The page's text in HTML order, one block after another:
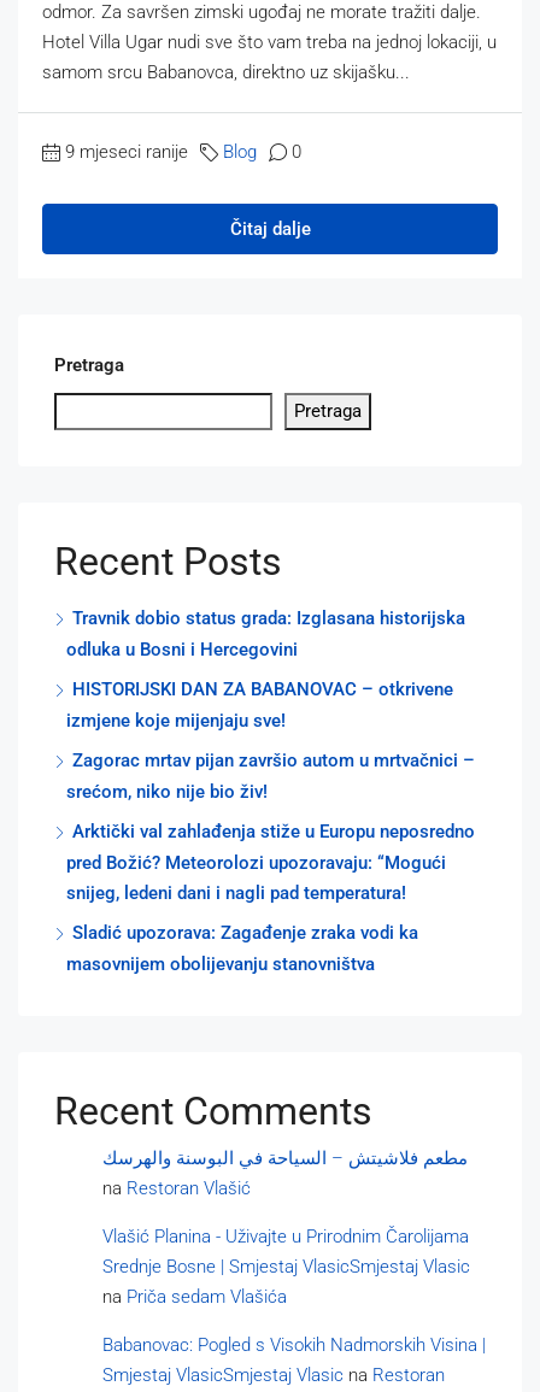
odmor. ​Za savršen zimski ugođaj ne morate tražiti dalje.
Hotel Villa Ugar nudi sve što vam treba na jednoj lokaciji, u
samom srcu Babanovca, direktno uz skijašku...
9 mjeseci ranije Blog 0
Čitaj dalje
Pretraga
Pretraga
Recent Posts
Travnik dobio status grada: Izglasana historijska
odluka u Bosni i Hercegovini
HISTORIJSKI DAN ZA BABANOVAC – otkrivene
izmjene koje mijenjaju sve!
Zagorac mrtav pijan završio autom u mrtvačnici –
srećom, niko nije bio živ!
Arktički val zahlađenja stiže u Europu neposredno
pred Božić? Meteorolozi upozoravaju: “Mogući
snijeg, ledeni dani i nagli pad temperatura!
Sladić upozorava: Zagađenje zraka vodi ka
masovnijem obolijevanju stanovništva
Recent Comments
مطعم فلاشيتش – السياحة في البوسنة والهرسك
na Restoran Vlašić
Vlašić Planina - Uživajte u Prirodnim Čarolijama
Srednje Bosne | Smjestaj VlasicSmjestaj Vlasic
na Priča sedam Vlašića
Babanovac: Pogled s Visokih Nadmorskih Visina |
Smjestaj VlasicSmjestaj Vlasic na Restoran